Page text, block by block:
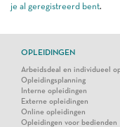
je al geregistreerd bent.
OPLEIDINGEN
Arbeidsdeal en individueel
Opleidingsplanning
Interne opleidingen
Externe opleidingen
Online opleidingen
Opleidingen voor bedienden